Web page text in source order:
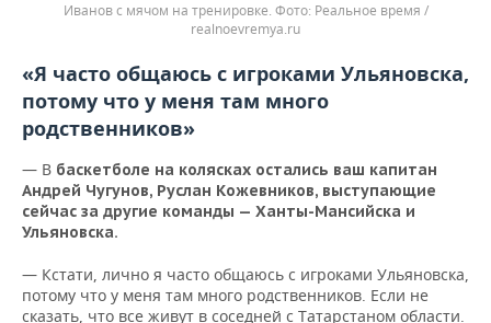
Иванов с мячом на тренировке.
Реальное время /
realnoevremya.ru
«Я часто общаюсь с игроками Ульяновска,
потому что у меня там много
родственников»
— В баскетболе на колясках остались ваш капитан
Андрей Чугунов, Руслан Кожевников, выступающие
сейчас за другие команды — Ханты-Мансийска и
Ульяновска.
— Кстати, лично я часто общаюсь с игроками Ульяновска,
потому что у меня там много родственников. Если не
сказать, что все живут в соседней с Татарстаном области.